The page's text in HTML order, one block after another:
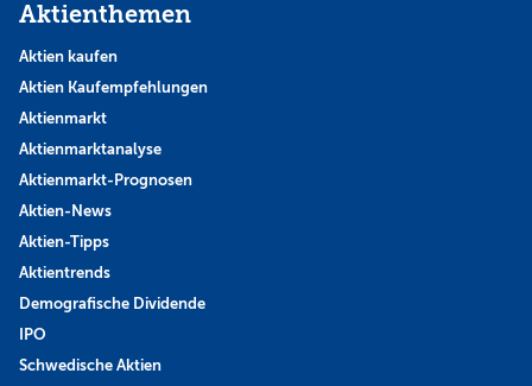
Aktienthemen
Aktien kaufen
Aktien Kaufempfehlungen
Aktienmarkt
Aktienmarktanalyse
Aktienmarkt-Prognosen
Aktien-News
Aktien-Tipps
Aktientrends
Demografische Dividende
IPO
Schwedische Aktien